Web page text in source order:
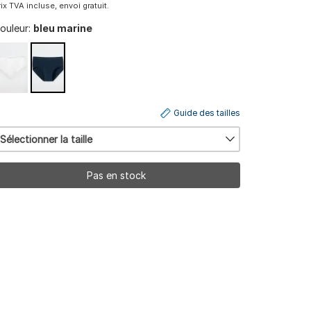
TVA incluse, envoi gratuit.
bleu marine
Sélectionner la taille
Guide des tailles
Pas en stock